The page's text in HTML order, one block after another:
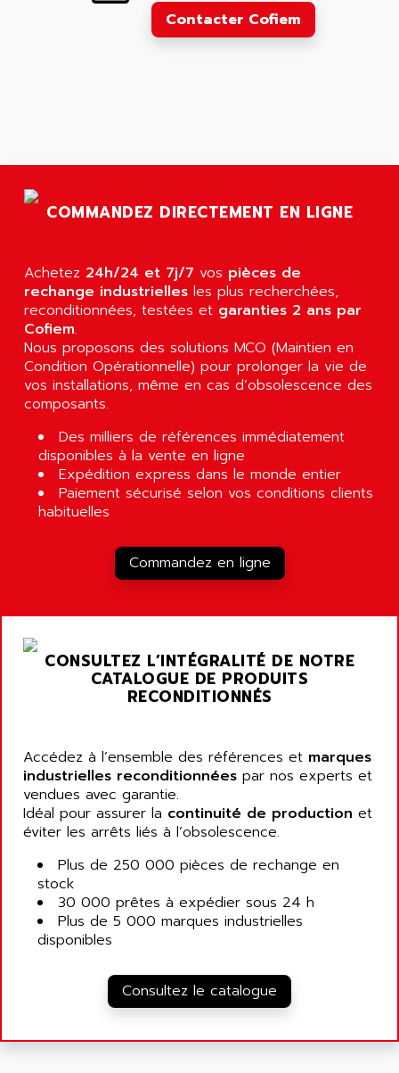
Contacter Cofiem
COMMANDEZ DIRECTEMENT EN LIGNE
Achetez 24h/24 et 7j/7 vos pièces de
rechange industrielles les plus recherchées,
reconditionnées, testées et garanties 2 ans par
Cofiem.
Nous proposons des solutions MCO (Maintien en
Condition Opérationnelle) pour prolonger la vie de
vos installations, même en cas d’obsolescence des
composants.
Des milliers de références immédiatement
disponibles à la vente en ligne
Expédition express dans le monde entier
Paiement sécurisé selon vos conditions clients
habituelles
Commandez en ligne
CONSULTEZ L’INTÉGRALITÉ DE NOTRE
CATALOGUE DE PRODUITS
RECONDITIONNÉS
Accédez à l’ensemble des références et marques
industrielles reconditionnées par nos experts et
vendues avec garantie.
Idéal pour assurer la continuité de production et
éviter les arrêts liés à l’obsolescence.
Plus de 250 000 pièces de rechange en
stock
30 000 prêtes à expédier sous 24 h
Plus de 5 000 marques industrielles
disponibles
Consultez le catalogue